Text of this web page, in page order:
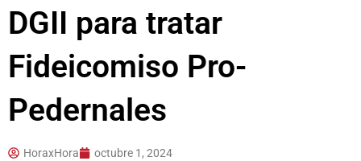
DGII para tratar
Fideicomiso Pro-
Pedernales
HoraxHora
octubre 1, 2024